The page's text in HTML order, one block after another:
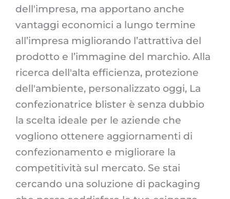
dell'impresa, ma apportano anche
vantaggi economici a lungo termine
all’impresa migliorando l’attrattiva del
prodotto e l’immagine del marchio. Alla
ricerca dell'alta efficienza, protezione
dell'ambiente, personalizzato oggi, La
confezionatrice blister è senza dubbio
la scelta ideale per le aziende che
vogliono ottenere aggiornamenti di
confezionamento e migliorare la
competitività sul mercato. Se stai
cercando una soluzione di packaging